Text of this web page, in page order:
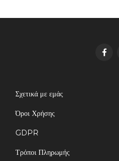
Σχετικά με εμάς
Όροι Χρήσης
GDPR
Τρόποι Πληρωμής